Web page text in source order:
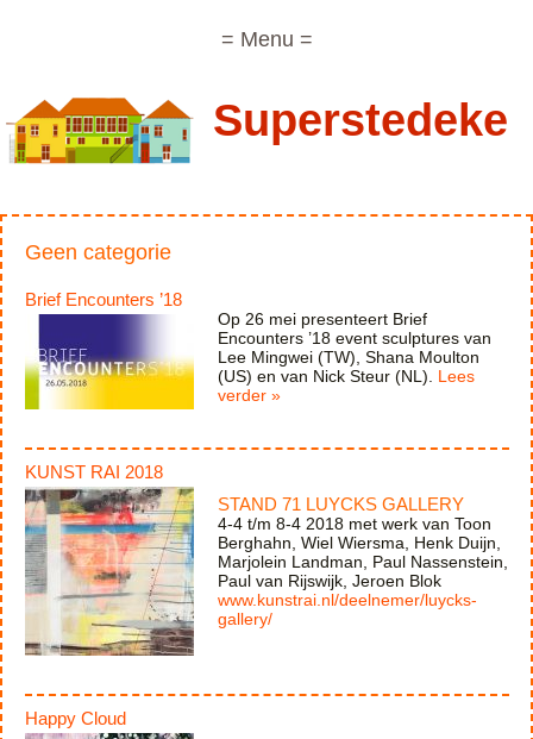
Superstedeke
= Menu =
Geen categorie
Brief Encounters ’18
Op 26 mei presenteert Brief
Encounters ’18 event sculptures van
Lee Mingwei (TW), Shana Moulton
(US) en van Nick Steur (NL). Lees
verder »
KUNST RAI 2018
STAND 71 LUYCKS GALLERY
4-4 t/m 8-4 2018 met werk van Toon
Berghahn, Wiel Wiersma, Henk Duijn,
Marjolein Landman, Paul Nassenstein,
Paul van Rijswijk, Jeroen Blok
www.kunstrai.nl/deelnemer/luycks-
gallery/
Happy Cloud